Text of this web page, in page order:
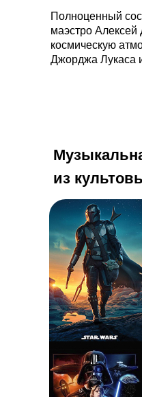
Полноценный
маэстро Алексей
космическую
Джорджа Лукаса
из